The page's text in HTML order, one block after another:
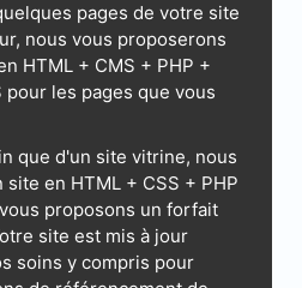
pages de votre site
nous vous proposerons
HTML + CMS + PHP +
pour les pages que vous
que d'un site vitrine, nous
en HTML + CSS + PHP
proposons un forfait
site est mis à jour
soins y compris pour